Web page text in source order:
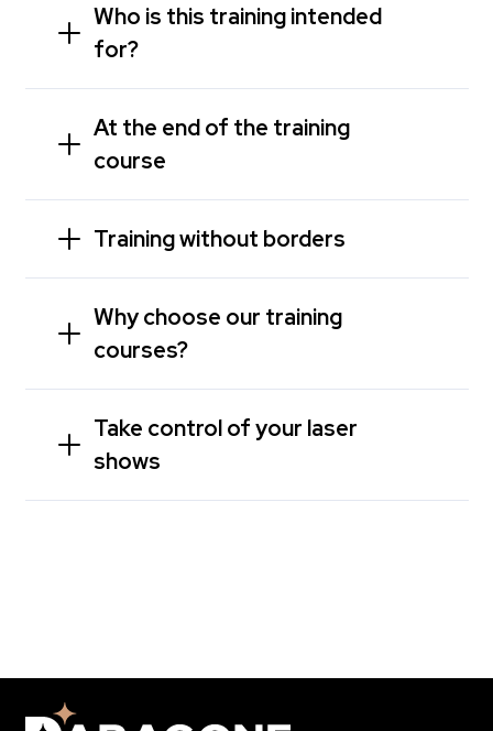
Who is this training intended
for?
At the end of the training
course
Training without borders
Why choose our training
courses?
Take control of your laser
shows